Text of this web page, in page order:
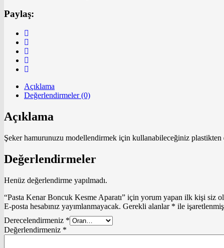
Paylaş:
Açıklama
Değerlendirmeler (0)
Açıklama
Şeker hamurunuzu modellendirmek için kullanabileceğiniz
Değerlendirmeler
Henüz değerlendirme yapılmadı.
“Pasta Kenar Boncuk Kesme Aparatı” için yorum yapan ilk kişi siz
E-posta hesabınız yayımlanmayacak. Gerekli alanlar * ile
Derecelendirmeniz *
Değerlendirmeniz *